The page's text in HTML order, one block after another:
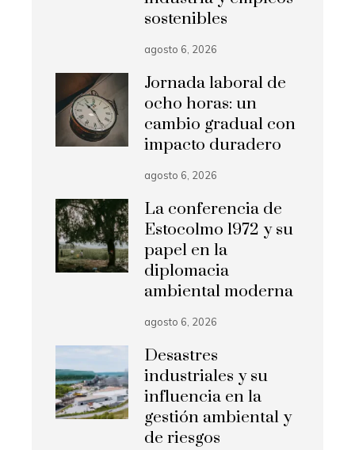
sostenibles
agosto 6, 2026
Jornada laboral de
ocho horas: un
cambio gradual con
impacto duradero
agosto 6, 2026
La conferencia de
Estocolmo 1972 y su
papel en la
diplomacia
ambiental moderna
agosto 6, 2026
Desastres
industriales y su
influencia en la
gestión ambiental y
de riesgos